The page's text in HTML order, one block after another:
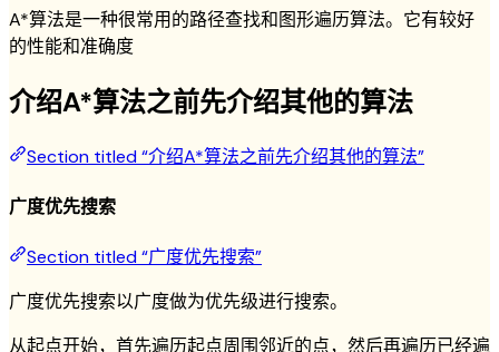
A*算法是一种很常用的路径查找和图形遍历算法。它有较好
的性能和准确度
介绍A*算法之前先介绍其他的算法
Section titled “介绍A*算法之前先介绍其他的算法”
广度优先搜索
Section titled “广度优先搜索”
广度优先搜索以广度做为优先级进行搜索。
从起点开始，首先遍历起点周围邻近的点，然后再遍历已经遍